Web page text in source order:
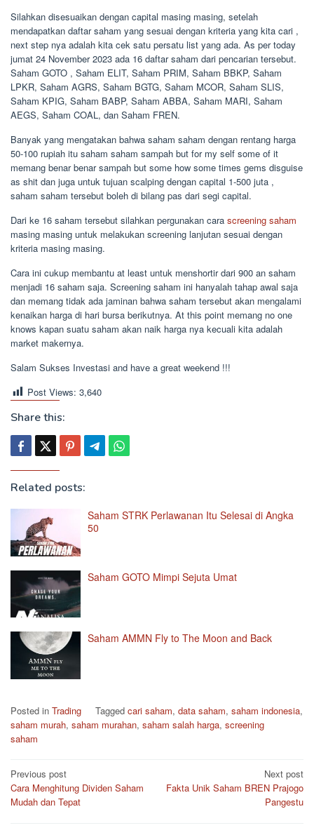
Silahkan disesuaikan dengan capital masing masing, setelah
mendapatkan daftar saham yang sesuai dengan kriteria yang kita cari ,
next step nya adalah kita cek satu persatu list yang ada. As per today
jumat 24 November 2023 ada 16 daftar saham dari pencarian tersebut.
Saham GOTO , Saham ELIT, Saham PRIM, Saham BBKP, Saham
LPKR, Saham AGRS, Saham BGTG, Saham MCOR, Saham SLIS,
Saham KPIG, Saham BABP, Saham ABBA, Saham MARI, Saham
AEGS, Saham COAL, dan Saham FREN.
Banyak yang mengatakan bahwa saham saham dengan rentang harga
50-100 rupiah itu saham saham sampah but for my self some of it
memang benar benar sampah but some how some times gems disguise
as shit dan juga untuk tujuan scalping dengan capital 1-500 juta ,
saham saham tersebut boleh di bilang pas dari segi capital.
Dari ke 16 saham tersebut silahkan pergunakan cara screening saham
masing masing untuk melakukan screening lanjutan sesuai dengan
kriteria masing masing.
Cara ini cukup membantu at least untuk menshortir dari 900 an saham
menjadi 16 saham saja. Screening saham ini hanyalah tahap awal saja
dan memang tidak ada jaminan bahwa saham tersebut akan mengalami
kenaikan harga di hari bursa berikutnya. At this point memang no one
knows kapan suatu saham akan naik harga nya kecuali kita adalah
market makernya.
Salam Sukses Investasi and have a great weekend !!!
Post Views: 3,640
Share this:
Related posts:
Saham STRK Perlawanan Itu Selesai di Angka
50
Saham GOTO Mimpi Sejuta Umat
Saham AMMN Fly to The Moon and Back
Posted in Trading Tagged cari saham, data saham, saham indonesia,
saham murah, saham murahan, saham salah harga, screening
saham
Post
navigation
Previous post
Cara Menghitung Dividen Saham
Mudah dan Tepat
Next post
Fakta Unik Saham BREN Prajogo
Pangestu